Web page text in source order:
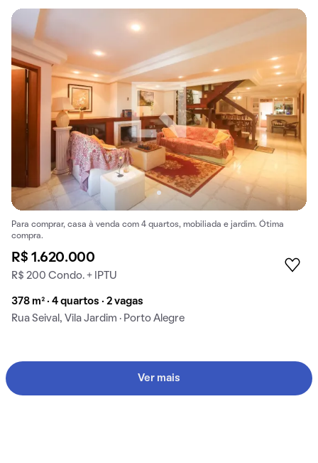
Para comprar, casa à venda com 4 quartos, mobiliada e jardim. Ótima
compra.
R$ 1.620.000
R$ 200 Condo. + IPTU
378 m² · 4 quartos · 2 vagas
Rua Seival, Vila Jardim · Porto Alegre
Ver mais